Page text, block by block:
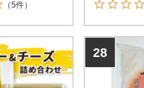
（5件）
28